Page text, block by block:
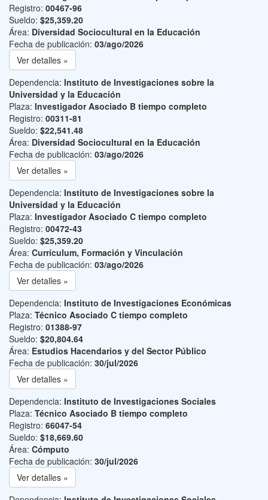
Registro: 00467-96
Sueldo: $25,359.20
Área: Diversidad Sociocultural en la Educación
Fecha de publicación: 03/ago/2026
Ver detalles »
Dependencia: Instituto de Investigaciones sobre la
Universidad y la Educación
Plaza: Investigador Asociado B tiempo completo
Registro: 00311-81
Sueldo: $22,541.48
Área: Diversidad Sociocultural en la Educación
Fecha de publicación: 03/ago/2026
Ver detalles »
Dependencia: Instituto de Investigaciones sobre la
Universidad y la Educación
Plaza: Investigador Asociado C tiempo completo
Registro: 00472-43
Sueldo: $25,359.20
Área: Currículum, Formación y Vinculación
Fecha de publicación: 03/ago/2026
Ver detalles »
Dependencia: Instituto de Investigaciones Económicas
Plaza: Técnico Asociado C tiempo completo
Registro: 01388-97
Sueldo: $20,804.64
Área: Estudios Hacendarios y del Sector Público
Fecha de publicación: 30/jul/2026
Ver detalles »
Dependencia: Instituto de Investigaciones Sociales
Plaza: Técnico Asociado B tiempo completo
Registro: 66047-54
Sueldo: $18,669.60
Área: Cómputo
Fecha de publicación: 30/jul/2026
Ver detalles »